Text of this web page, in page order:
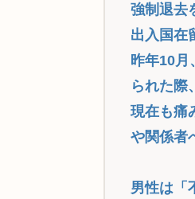
強制退去
出入国在
昨年10
られた際
現在も痛
や関係者
男性は「